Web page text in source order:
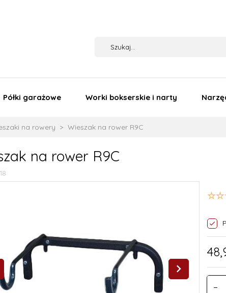
Półki garażowe Worki bokserskie i narty
na rowery Wieszak na rower R9C
na rower R9C
48,